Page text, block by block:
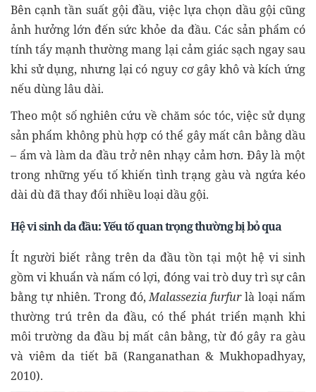
Bên cạnh tần suất gội đầu, việc lựa chọn dầu gội cũng
ảnh hưởng lớn đến sức khỏe da đầu. Các sản phẩm có
tính tẩy mạnh thường mang lại cảm giác sạch ngay sau
khi sử dụng, nhưng lại có nguy cơ gây khô và kích ứng
nếu dùng lâu dài.
Theo một số nghiên cứu về chăm sóc tóc, việc sử dụng
sản phẩm không phù hợp có thể gây mất cân bằng dầu
– ẩm và làm da đầu trở nên nhạy cảm hơn. Đây là một
trong những yếu tố khiến tình trạng gàu và ngứa kéo
dài dù đã thay đổi nhiều loại dầu gội.
Hệ vi sinh da đầu: Yếu tố quan trọng thường bị bỏ qua
Ít người biết rằng trên da đầu tồn tại một hệ vi sinh
gồm vi khuẩn và nấm có lợi, đóng vai trò duy trì sự cân
bằng tự nhiên. Trong đó,Malassezia furfurlà loại nấm
thường trú trên da đầu, có thể phát triển mạnh khi
môi trường da đầu bị mất cân bằng, từ đó gây ra gàu
và viêm da tiết bã (Ranganathan & Mukhopadhyay,
2010).